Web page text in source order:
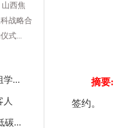
山西焦
战略合
式...
学...
人
碳...
摘要:
签约。